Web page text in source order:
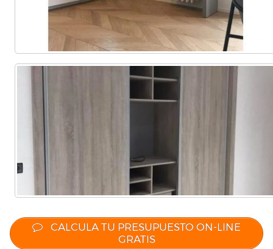
CALCULA TU PRESUPUESTO ON-LINE
GRATIS